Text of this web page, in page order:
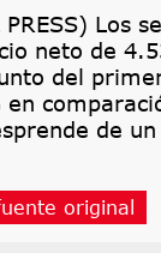
Los
neto de
del
de
original